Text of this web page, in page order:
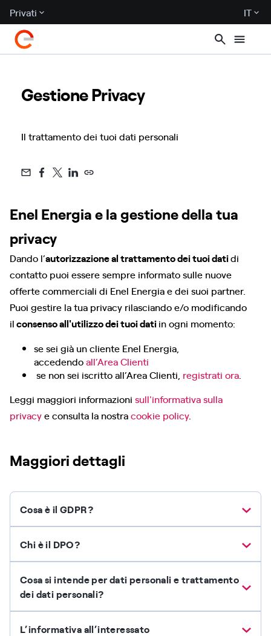
Privati IT
Gestione Privacy
Il trattamento dei tuoi dati personali
Enel Energia e la gestione della tua
privacy
Dando l’autorizzazione al trattamento dei tuoi datidi
contatto puoi essere sempre informato sulle nuove
offerte commerciali di Enel Energia e dei suoi partner.
Puoi gestire la tua privacy rilasciando e/o modificando
ilconsenso all'utilizzo dei tuoi datiin ogni momento:
se sei già un cliente Enel Energia,
accedendoall’Area Clienti
se non sei iscritto all’Area Clienti, registrati ora
Leggi maggiori informazioni sull'informativa sulla
privacye consulta la nostracookie policy.
Maggiori dettagli
Cosa è il GDPR?
Chi è il DPO?
Cosa si intende per dati personali e trattamento
dei dati personali?
L’informativa all’interessato